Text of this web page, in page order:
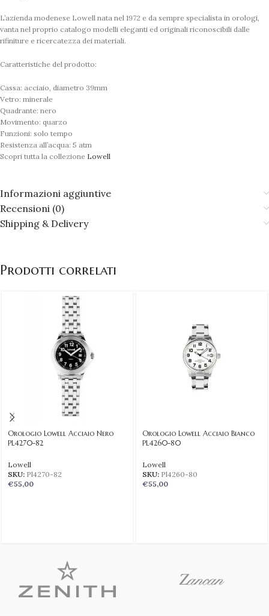
L’azienda modenese Lowell nata nel 1972 e da sempre specialista in orologi,
vanta nel proprio catalogo modelli eleganti ed originali riconoscibili dalle
rifiniture e ricercatezza dei materiali.
Caratteristiche del prodotto:
Cassa: acciaio, diametro 39mm
Vetro: minerale
Quadrante: nero
Movimento: quarzo
Funzioni: solo tempo
Resistenza all’acqua: 5 atm
Scopri tutta la collezione Lowell
Informazioni aggiuntive
Recensioni (0)
Shipping & Delivery
Prodotti correlati
Orologio Lowell Acciaio Nero
PL4270-82
Lowell
SKU: Pl4270-82
€55,00
Orologio Lowell Acciaio Bianco
PL4260-80
Lowell
SKU: Pl4260-80
€55,00